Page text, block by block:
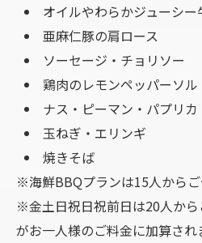
オイルやわらかジューシー
亜麻仁豚の肩ロース
ソーセージ・チョリソー
鶏肉のレモンペッパーソル
ナス・ピーマン・パプリカ
玉ねぎ・エリンギ
焼きそば
※海鮮BBQプランは15人からご
※金土日祝日祝前日は20人か
がお一人様のご料金に加算され